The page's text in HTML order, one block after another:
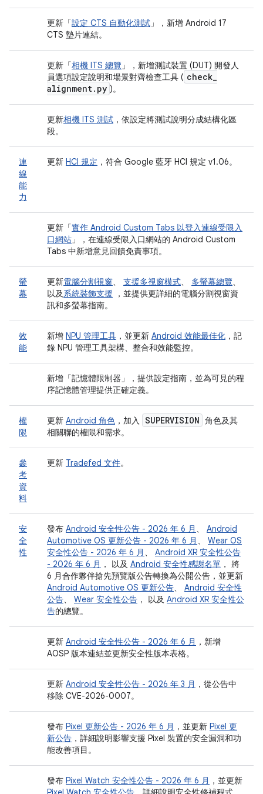
更新「設定 CTS 自動化測試 」，新增 Android 17
CTS 墊片連結。
更新「相機 ITS 總覽 」，新增測試裝置 (DUT) 開發人
員選項設定說明和場景對齊檢查工具 ( check_
alignment. py )。
更新相機 ITS 測試 ，依設定將測試說明分成結構化區
段。
連
線
能
力
更新 HCI 規定 ，符合 Google 藍牙 HCI 規定 v1.06。
更新「實作 Android Custom Tabs 以登入連線受限入
口網站 」，在連線受限入口網站的 Android Custom
Tabs 中新增意見回饋免責事項。
螢
幕
更新電腦分割視窗、 支援多視窗模式、 多螢幕總覽、
以及系統裝飾支援 ，並提供更詳細的電腦分割視窗資
訊和多螢幕指南。
效
能
新增 NPU 管理工具 ，並更新 Android 效能最佳化 ，記
錄 NPU 管理工具架構、整合和效能監控。
新增「記憶體限制器」
，提供設定指南，並為可見的程
序記憶體管理提供正確定義。
權
限
更新 Android 角色 ，加入 SUPERVISION 角色及其
相關聯的權限和需求。
參
考
資
料
更新 Tradefed 文件。
安
全
性
發布 Android 安全性公告 - 2026 年 6 月 、 Android
Automotive OS 更新公告 - 2026 年 6 月 、 Wear OS
安全性公告 - 2026 年 6 月 、 Android XR 安全性公告
- 2026 年 6 月 ， 以及 Android 安全性感謝名單 ， 將
6 月合作夥伴搶先預覽版公告轉換為公開公告，並更新
Android Automotive OS 更新公告、 Android 安全性
公告、 Wear 安全性公告 ， 以及 Android XR 安全性公
告的總覽。
更新 Android 安全性公告 - 2026 年 6 月 ，新增
AOSP 版本連結並更新安全性版本表格。
更新 Android 安全性公告 - 2026 年 3 月 ，從公告中
移除 CVE-2026-0007。
發布 Pixel 更新公告 - 2026 年 6 月 ，並更新 Pixel 更
新公告 ，詳細說明影響支援 Pixel 裝置的安全漏洞和功
能改善項目。
發布 Pixel Watch 安全性公告 - 2026 年 6 月 ，並更新